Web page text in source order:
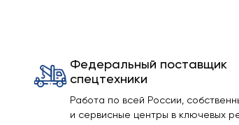
Федеральный поставщик
спецтехники
Работа по всей России,
и сервисные центры в ключевых